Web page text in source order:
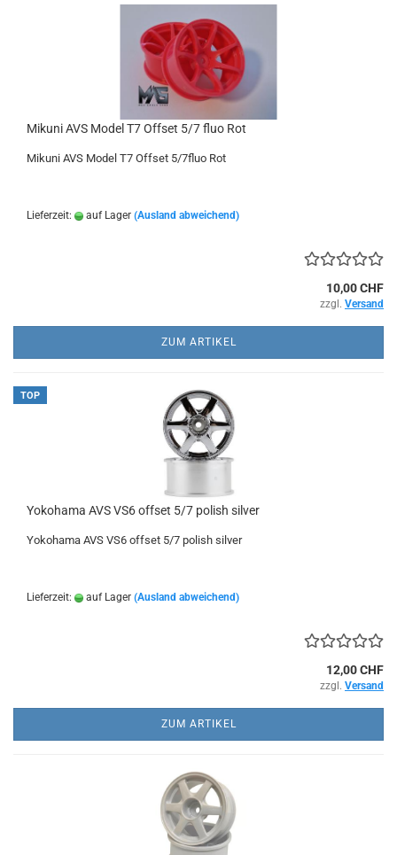
Mikuni AVS Model T7 Offset 5/7 fluo Rot
Mikuni AVS Model T7 Offset 5/7fluo Rot
Lieferzeit: auf Lager (Ausland abweichend)
10,00 CHF
zzgl. Versand
ZUM ARTIKEL
TOP
Yokohama AVS VS6 offset 5/7 polish silver
Yokohama AVS VS6 offset 5/7 polish silver
Lieferzeit: auf Lager (Ausland abweichend)
12,00 CHF
zzgl. Versand
ZUM ARTIKEL